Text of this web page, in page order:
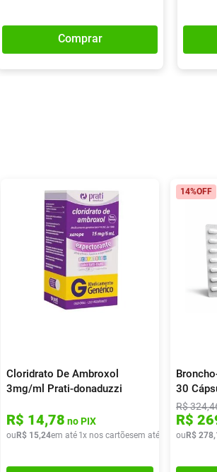
Comprar
x deR$ 20,38
Cloridrato De Ambroxol
3mg/ml Prati-donaduzzi
R$ 14,78 no PIX
ou R$ 15,24em até 1x nos cartõesem até x deR$ 15,24
14%OFF
30
R$324,
R$
ou R$ 278,